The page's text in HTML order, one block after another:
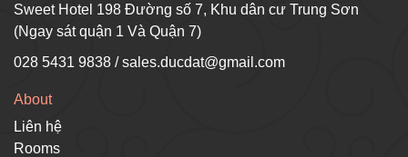
Sweet Hotel 198 Đường số 7, Khu dân cư Trung Sơn
(Ngay sát quận 1 Và Quận 7)
028 5431 9838 /sales.ducdat@gmail.com
About
Liên hệ
Rooms